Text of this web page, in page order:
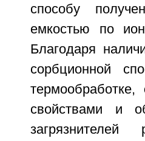
способу
емкостью по
Благодаря
сорбционной
свойствами и